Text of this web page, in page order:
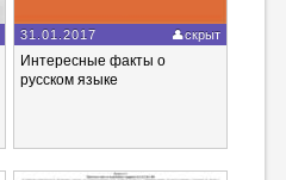
31.01.2017 скрыт
Интересные факты о
русском языке